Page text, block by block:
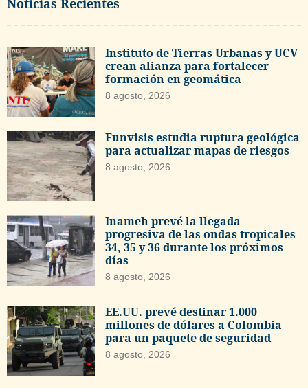
Noticias Recientes
Instituto de Tierras Urbanas y UCV
crean alianza para fortalecer
formación en geomática
8 agosto, 2026
Funvisis estudia ruptura geológica
para actualizar mapas de riesgos
8 agosto, 2026
Inameh prevé la llegada
progresiva de las ondas tropicales
34, 35 y 36 durante los próximos
días
8 agosto, 2026
EE.UU. prevé destinar 1.000
millones de dólares a Colombia
para un paquete de seguridad
8 agosto, 2026